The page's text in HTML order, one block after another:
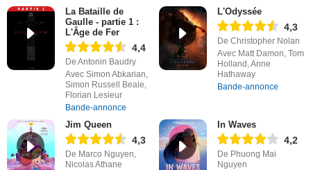
La Bataille de
Gaulle - partie 1 :
L'Âge de Fer
4,4
De Antonin Baudry
Avec Simon Abkarian,
Simon Russell Beale,
Florian Lesieur
Bande-annonce
L'Odyssée
4,3
De Christopher Nolan
Avec Matt Damon, Tom
Holland, Anne
Hathaway
Bande-annonce
Jim Queen
4,3
De Marco Nguyen,
Nicolas Athane
In Waves
4,2
De Phuong Mai
Nguyen